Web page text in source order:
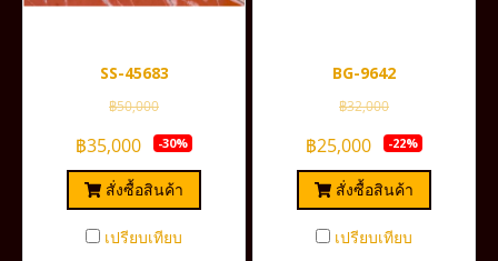
SS-45683
฿50,000
฿35,000 -30%
สั่งซื้อสินค้า
เปรียบเทียบ
BG-9642
฿32,000
฿25,000 -22%
สั่งซื้อสินค้า
เปรียบเทียบ